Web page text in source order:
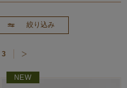
絞り込み
3
NEW